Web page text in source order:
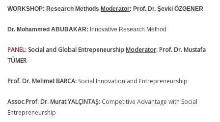
WORKSHOP: Research Methods Moderator: Prof. Dr. Şevki ÖZGENER
Dr. Mohammed ABUBAKAR: Innovative Research Method
PANEL: Social and Global Entrepeneurship Moderator: Prof. Dr. Mustafa
TÜMER
Prof. Dr. Mehmet BARCA: Social Innovation and Entrepreneurship
Assoc.Prof. Dr. Murat YALÇINTAŞ: Competitive Advantage with Social
Entrepreneurship